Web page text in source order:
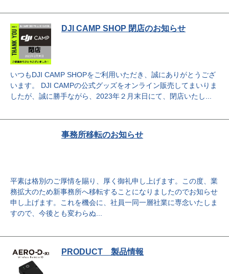
DJI CAMP SHOP 閉店のお知らせ
いつもDJI CAMP SHOPをご利用いただき、誠にありがとうござ
います。 DJI CAMPの公式グッズをオンライン販売してまいりま
したが、誠に勝手ながら、2023年２月末日にて、閉店いたし...
事務所移転のお知らせ
平素は格別のご厚情を賜り、厚く御礼申し上げます。この度、業
務拡大のため新事務所へ移転することになりましたのでお知らせ
申し上げます。これを機会に、社員一同一層社業に専念いたしま
すので、今後とも変わらぬ...
PRODUCT 製品情報